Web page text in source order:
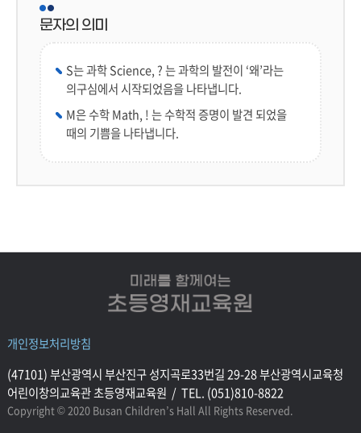
문자의 의미
S는 과학 Science, ? 는 과학의 발전이 ‘왜’라는
의구심에서 시작되었음을 나타냅니다.
M은 수학 Math, ! 는 수학적 증명이 발견 되었을
때의 기쁨을 나타냅니다.
개인정보처리방침
(47101) 부산광역시 부산진구 성지곡로33번길 29-28 부산광역시교육청
어린이창의교육관 초등영재교육원 / TEL. (051)810-8822
Copyright © 2020 Busan Children’s Hall All Rights Reserved.